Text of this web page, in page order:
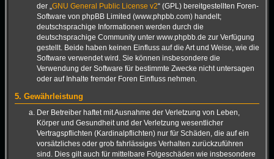
der „ GNU General Public License v2“ (GPL) bereitgestellten Foren-
Software von phpBB Limited (www.phpbb.com) handelt;
deutschsprachige Informationen werden durch die
deutschsprachige Community unter www.phpbb.de zur Verfügung
gestellt. Beide haben keinen Einfluss auf die Art und Weise, wie die
Software verwendet wird. Sie können insbesondere die
Verwendung der Software für bestimmte Zwecke nicht untersagen
oder auf Inhalte fremder Foren Einfluss nehmen.
5. Gewährleistung
Der Betreiber haftet mit Ausnahme der Verletzung von Leben,
Körper und Gesundheit und der Verletzung wesentlicher
Vertragspflichten (Kardinalpflichten) nur für Schäden, die auf ein
vorsätzliches oder grob fahrlässiges Verhalten zurückzuführen
sind. Dies gilt auch für mittelbare Folgeschäden wie insbesondere